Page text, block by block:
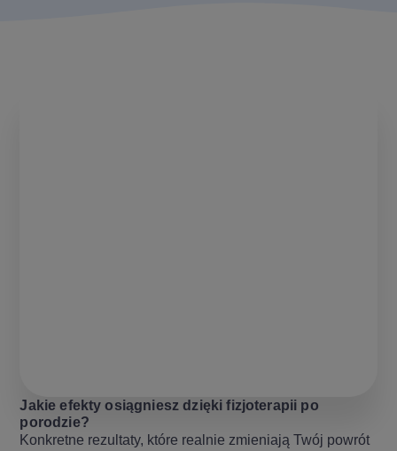
Jakie efekty osiągniesz dzięki fizjoterapii po
porodzie?
Konkretne rezultaty, które realnie zmieniają Twój powrót